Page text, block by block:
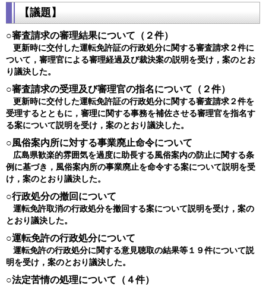
【議題】
○審査請求の審理結果について（２件）
更新時に交付した運転免許証の行政処分に関する審査請求２件に
ついて，審理官による審理経過及び裁決案の説明を受け，案のとお
り議決した。
○審査請求の受理及び審理官の指名について（２件）
更新時に交付した運転免許証の行政処分に関する審査請求２件を
受理するとともに，審理に関する事務を補佐させる審理官を指名す
る案について説明を受け，案のとおり議決した。
○風俗案内所に対する事業廃止命令について
広島県歓楽的雰囲気を過度に助長する風俗案内の防止に関する条
例に基づき，風俗案内所の事業廃止を命令する案について説明を受
け，案のとおり議決した。
○行政処分の撤回について
運転免許取消の行政処分を撤回する案について説明を受け，案の
とおり議決した。
○運転免許の行政処分について
運転免許の行政処分に関する意見聴取の結果等１９件について説
明を受け，案のとおり議決した。
○法定苦情の処理について（４件）